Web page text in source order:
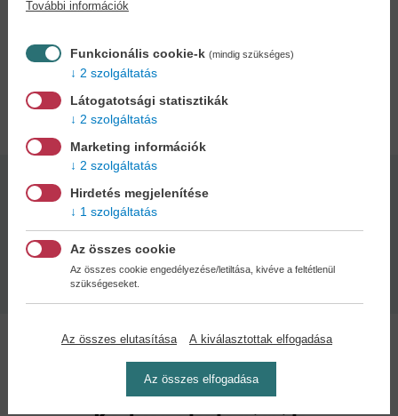
és felkészítéshez. A kötetben minden tétel kidolgozása és
gyakorlásra egyaránt ajánljuk.
Adatok
Kötésmód:
puha kötés
Kiadás dátuma:
2017
További információk
Funkcionális cookie-k (mindig szükséges)
2 szolgáltatás
Látogatotsági statisztikák
2 szolgáltatás
Marketing információk
2 szolgáltatás
Hirdetés megjelenítése
1 szolgáltatás
Az összes cookie
Az összes cookie engedélyezése/letiltása, kivéve a feltétlenül
szükségeseket.
Az összes elutasítása A kiválasztottak elfogadása
Az összes elfogadása